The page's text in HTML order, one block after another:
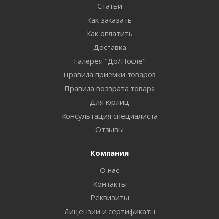
Статьи
Как заказать
Как оплатить
Доставка
Галерея "До/После"
Правила приёмки товаров
Правила возврата товара
Для юрлиц
Консультация специалиста
Отзывы
Компания
О нас
Контакты
Реквизиты
Лицензии и сертификаты